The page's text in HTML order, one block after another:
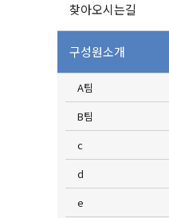
찾아오시는길
구성원소개
A팀
B팀
c
d
e